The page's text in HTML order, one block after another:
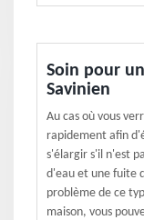
Soin pour
Savinien
Au cas où vous
rapidement afin
s'élargir s'il n'est
d'eau et une fuite
problème de ce
maison, vous